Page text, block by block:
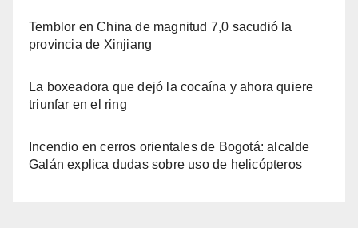
Temblor en China de magnitud 7,0 sacudió la
provincia de Xinjiang
La boxeadora que dejó la cocaína y ahora quiere
triunfar en el ring​
Incendio en cerros orientales de Bogotá: alcalde
Galán explica dudas sobre uso de helicópteros